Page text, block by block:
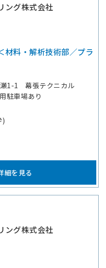
ング株式会社
料・解析技術部／プラ
1-1 幕張テクニカル
駐車場あり
)
細を見る
ング株式会社